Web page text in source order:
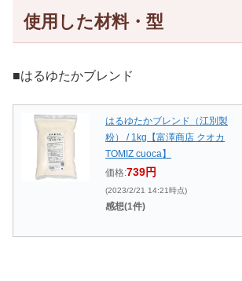
使用した材料・型
■はるゆたかブレンド
はるゆたかブレンド（江別製
粉） / 1kg【富澤商店 クオカ
TOMIZ cuoca】
価格:739円
(2023/2/21 14:21時点)
感想(1件)